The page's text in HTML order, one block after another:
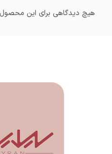
هیچ دیدگاهی برای این